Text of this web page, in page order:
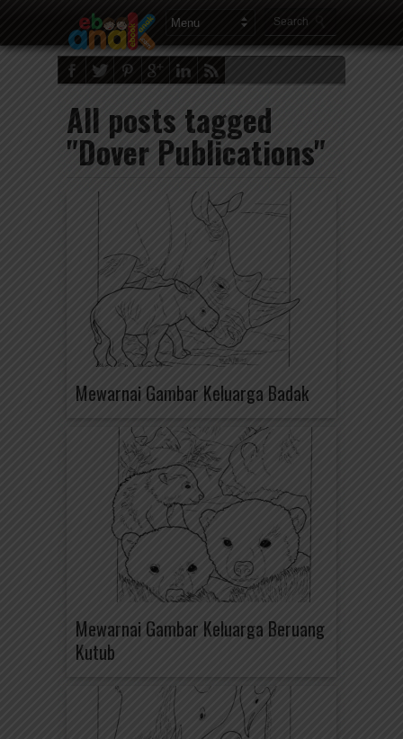
All posts tagged
"Dover Publications"
Mewarnai Gambar Keluarga Badak
Mewarnai Gambar Keluarga Beruang
Kutub